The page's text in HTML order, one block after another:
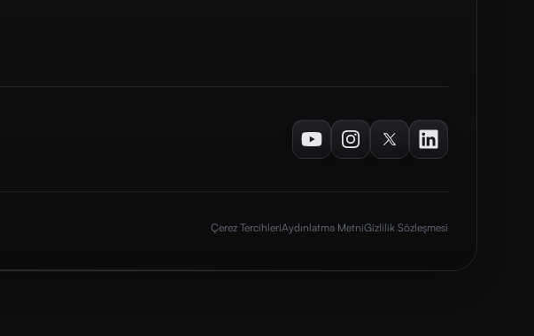
YoutubeInstagramTwitterLinkedIn
Çerez TercihleriAydınlatma MetniGizlilik Sözleşmesi